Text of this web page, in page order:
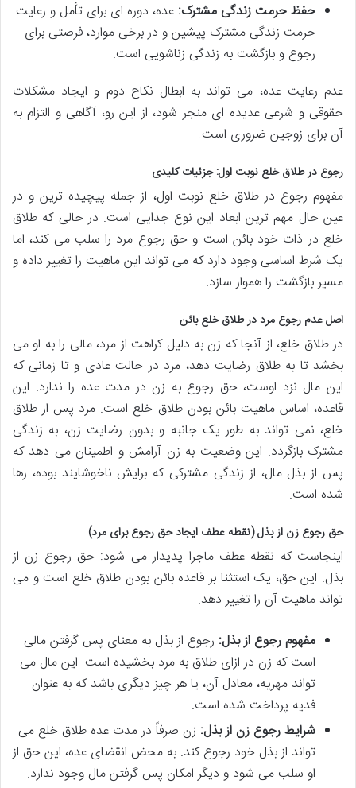
حفظ حرمت زندگی مشترک: عده، دوره ای برای تأمل و رعایت
حرمت زندگی مشترک پیشین و در برخی موارد، فرصتی برای
رجوع و بازگشت به زندگی زناشویی است.
عدم رعایت عده، می تواند به ابطال نکاح دوم و ایجاد مشکلات
حقوقی و شرعی عدیده ای منجر شود، از این رو، آگاهی و التزام به
آن برای زوجین ضروری است.
رجوع در طلاق خلع نوبت اول: جزئیات کلیدی
مفهوم رجوع در طلاق خلع نوبت اول، از جمله پیچیده ترین و در
عین حال مهم ترین ابعاد این نوع جدایی است. در حالی که طلاق
خلع در ذات خود بائن است و حق رجوع مرد را سلب می کند، اما
یک شرط اساسی وجود دارد که می تواند این ماهیت را تغییر داده و
مسیر بازگشت را هموار سازد.
اصل عدم رجوع مرد در طلاق خلع بائن
در طلاق خلع، از آنجا که زن به دلیل کراهت از مرد، مالی را به او می
بخشد تا به طلاق رضایت دهد، مرد در حالت عادی و تا زمانی که
این مال نزد اوست، حق رجوع به زن در مدت عده را ندارد. این
قاعده، اساس ماهیت بائن بودن طلاق خلع است. مرد پس از طلاق
خلع، نمی تواند به طور یک جانبه و بدون رضایت زن، به زندگی
مشترک بازگردد. این وضعیت به زن آرامش و اطمینان می دهد که
پس از بذل مال، از زندگی مشترکی که برایش ناخوشایند بوده، رها
شده است.
حق رجوع زن از بذل (نقطه عطف ایجاد حق رجوع برای مرد)
اینجاست که نقطه عطف ماجرا پدیدار می شود: حق رجوع زن از
بذل. این حق، یک استثنا بر قاعده بائن بودن طلاق خلع است و می
تواند ماهیت آن را تغییر دهد.
مفهوم رجوع از بذل: رجوع از بذل به معنای پس گرفتن مالی
است که زن در ازای طلاق به مرد بخشیده است. این مال می
تواند مهریه، معادل آن، یا هر چیز دیگری باشد که به عنوان
فدیه پرداخت شده است.
شرایط رجوع زن از بذل: زن صرفاً در مدت عده طلاق خلع می
تواند از بذل خود رجوع کند. به محض انقضای عده، این حق از
او سلب می شود و دیگر امکان پس گرفتن مال وجود ندارد.